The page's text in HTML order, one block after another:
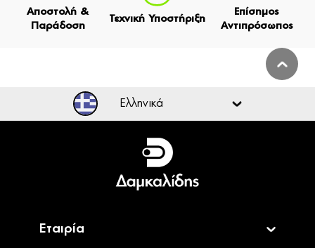
Αποστολή &
Παράδοση
Τεχνική Υποστήριξη
Επίσημος
Αντιπρόσωπος
Ελληνικά
Ελληνικά
English
Εταιρία